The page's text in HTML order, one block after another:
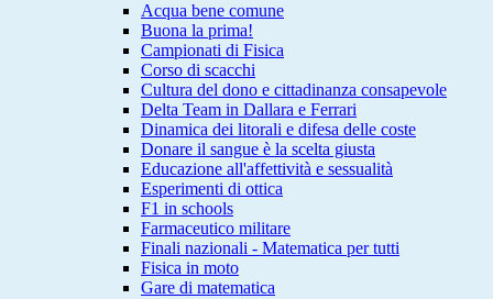
Acqua bene comune
Buona la prima!
Campionati di Fisica
Corso di scacchi
Cultura del dono e cittadinanza consapevole
Delta Team in Dallara e Ferrari
Dinamica dei litorali e difesa delle coste
Donare il sangue è la scelta giusta
Educazione all'affettività e sessualità
Esperimenti di ottica
F1 in schools
Farmaceutico militare
Finali nazionali - Matematica per tutti
Fisica in moto
Gare di matematica